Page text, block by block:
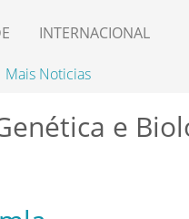
INTERNACIONAL
Mais Noticias
e